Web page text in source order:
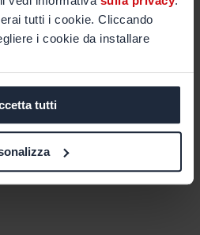
tutti i cookie. Cliccando
i cookie da installare
tutti